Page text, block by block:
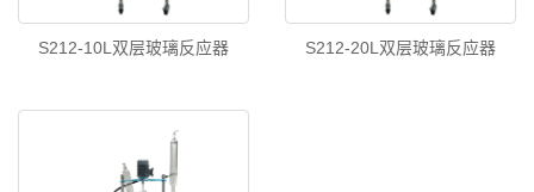
S212-10L双层玻璃反应器 S212-20L双层玻璃反应器